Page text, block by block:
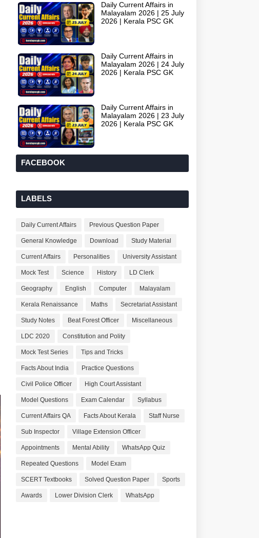
Daily Current Affairs in
Malayalam 2026 | 25 July
2026 | Kerala PSC GK
Daily Current Affairs in
Malayalam 2026 | 24 July
2026 | Kerala PSC GK
Daily Current Affairs in
Malayalam 2026 | 23 July
2026 | Kerala PSC GK
FACEBOOK
LABELS
Daily Current Affairs Previous Question Paper
General Knowledge Download Study Material
Current Affairs Personalities University Assistant
Mock Test Science History LD Clerk
Geography English Computer Malayalam
Kerala Renaissance Maths Secretariat Assistant
Study Notes Beat Forest Officer Miscellaneous
LDC 2020 Constitution and Polity
Mock Test Series Tips and Tricks
Facts About India Practice Questions
Civil Police Officer High Court Assistant
Model Questions Exam Calendar Syllabus
Current Affairs QA Facts About Kerala Staff Nurse
Sub Inspector Village Extension Officer
Appointments Mental Ability WhatsApp Quiz
Repeated Questions Model Exam
SCERT Textbooks Solved Question Paper Sports
Awards Lower Division Clerk WhatsApp